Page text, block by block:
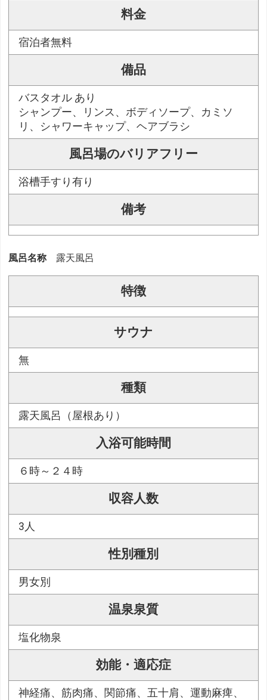
料金
宿泊者無料
備品
バスタオル あり
シャンプー、リンス、ボディソープ、カミソ
リ、シャワーキャップ、ヘアブラシ
風呂場のバリアフリー
浴槽手すり有り
備考
風呂名称 露天風呂
特徴
サウナ
無
種類
露天風呂（屋根あり）
入浴可能時間
６時～２４時
収容人数
3人
性別種別
男女別
温泉泉質
塩化物泉
効能・適応症
神経痛、筋肉痛、関節痛、五十肩、運動麻痺、